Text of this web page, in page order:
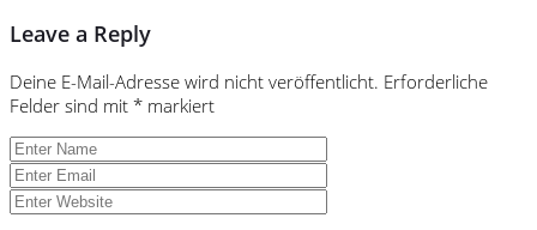
Leave a Reply
Deine E-Mail-Adresse wird nicht veröffentlicht. Erforderliche
Felder sind mit * markiert